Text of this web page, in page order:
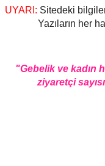
UYARI: Sitedeki
Yazıların her
"Gebelik ve kadın
ziyaretçi